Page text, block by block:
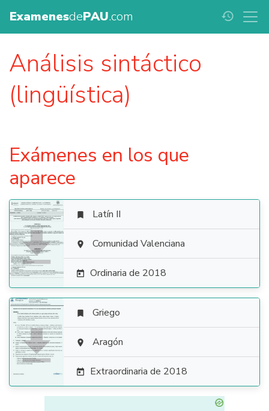
ExamenesdePAU.com history
Análisis sintáctico
(lingüística)
Exámenes en los que
aparece

 Latín II
 Comunidad Valenciana
 Ordinaria de 2018

 Griego
 Aragón
 Extraordinaria de 2018